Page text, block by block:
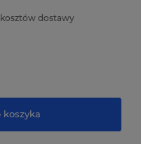
kosztów dostawy
koszyka